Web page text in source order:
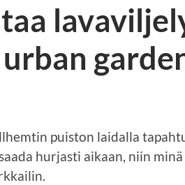
puiston laidalla
hurjasti aikaan, niin